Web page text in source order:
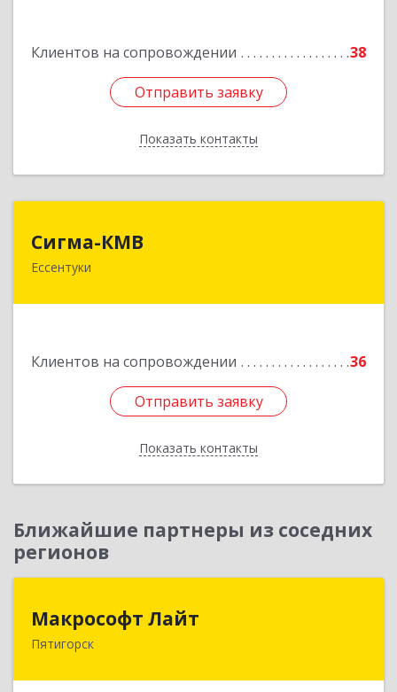
Клиентов на сопровождении 38
Отправить заявку
Показать контакты
Отправить заявку
Назад
Сигма-КМВ
Ессентуки
Клиентов на сопровождении 36
Отправить заявку
Показать контакты
357600, Ставропольский край, Ессентуки г,
Отправить заявку
Назад
Ближайшие партнеры из соседних
регионов
Макрософт Лайт
Пятигорск357501, Ставропольский край, Пятигорск г,